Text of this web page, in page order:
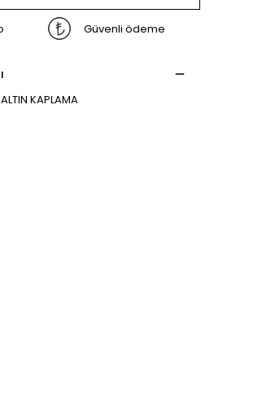
Güvenli ödeme
KAPLAMA